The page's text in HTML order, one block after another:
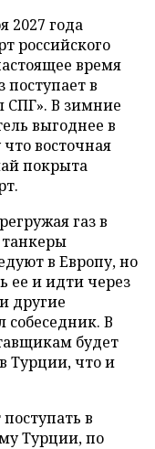
2027 года
российского
время
в
СПГ». В зимние
выгоднее в
восточная
покрыта
газ в
в Европу, но
ее и идти через
другие
собеседник. В
будет
Турции, что и
в
Турции, по